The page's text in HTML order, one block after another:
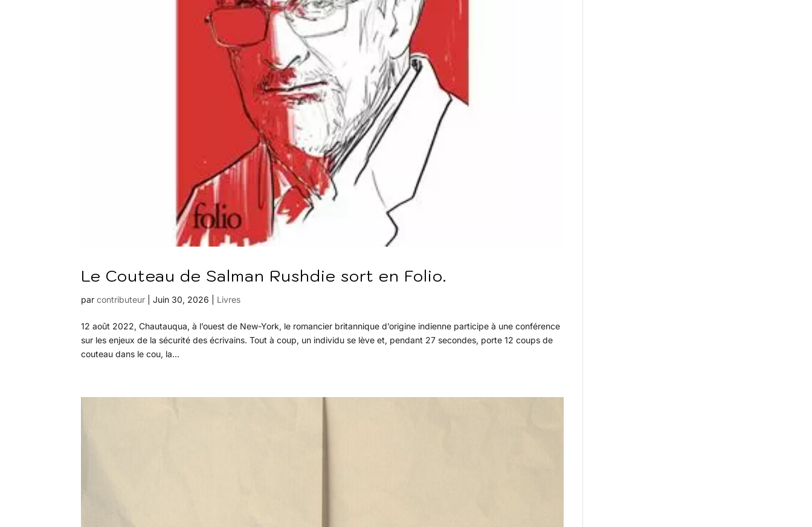
Le Couteau de Salman Rushdie sort en Folio.
parcontributeur |Juin 30, 2026 Livres
12 août 2022, Chautauqua, à l’ouest de New-York, le romancier britannique d’origine indienne participe à une conférence
sur les enjeux de la sécurité des écrivains. Tout à coup, un individu se lève et, pendant 27 secondes, porte 12 coups de
couteau dans le cou, la...